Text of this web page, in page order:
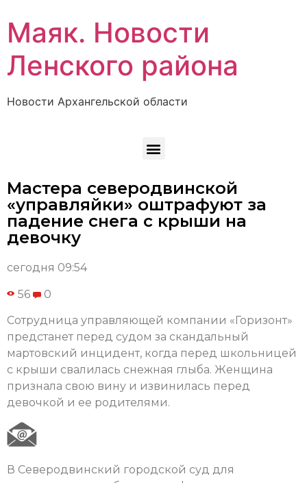
Маяк. Новости
Ленского района
Новости Архангельской области
Мастера северодвинской
«управляйки» оштрафуют за
падение снега с крыши на
девочку
сегодня 09:54
56 0
Сотрудница управляющей компании «Горизонт»
предстанет перед судом за скандальный
мартовский инцидент, когда перед школьницей
с крыши свалилась снежная глыба. Женщина
признала свою вину и извинилась перед
девочкой и ее родителями.
В Северодвинский городской суд для